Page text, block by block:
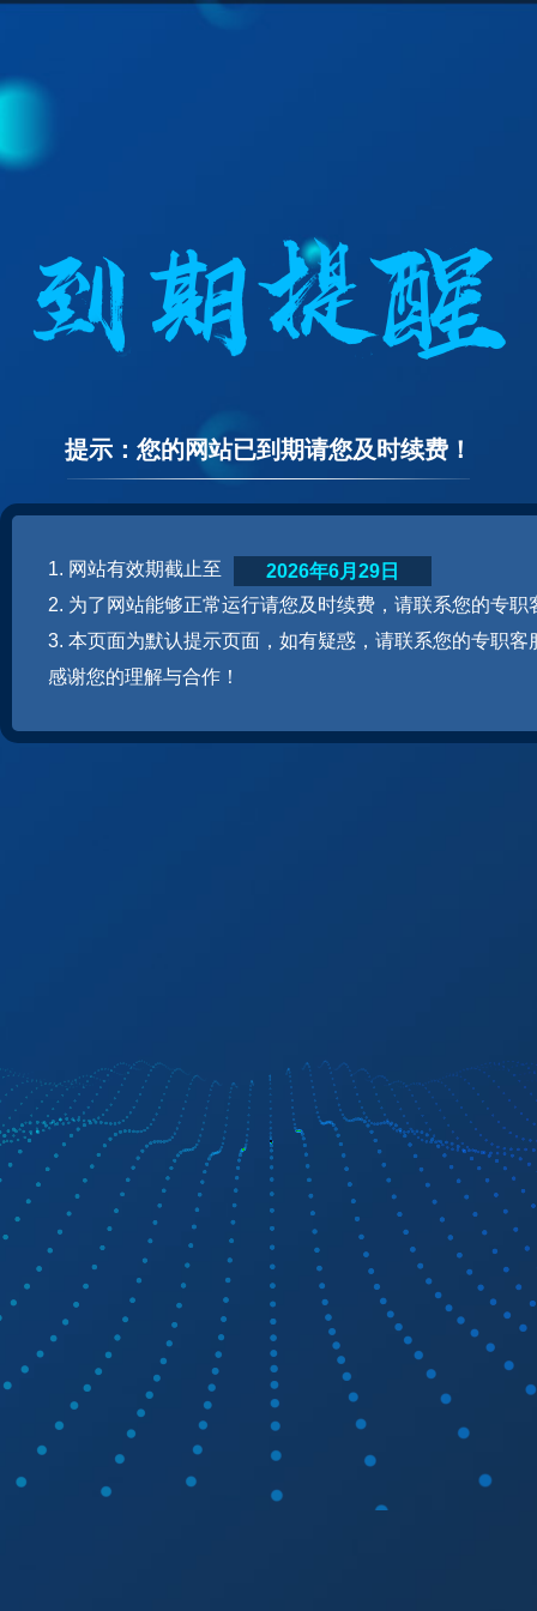
提示：您的网站已到期请您及时续费！
1. 网站有效期截止至
2. 为了网站能够正常运行请您及时续费，请联系您的专职
3. 本页面为默认提示页面，如有疑惑，请联系您的专职客
感谢您的理解与合作！
2026年6月29日